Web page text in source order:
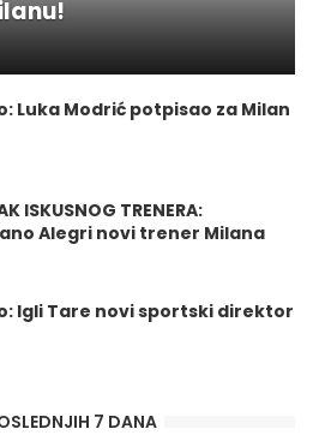
Luka Modrić potpisao za Milan
ISKUSNOG TRENERA:
Alegri novi trener Milana
Igli Tare novi sportski direktor
7 DANA